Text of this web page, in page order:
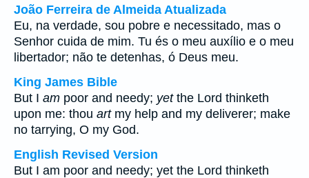
João Ferreira de Almeida Atualizada
Eu, na verdade, sou pobre e necessitado, mas o
Senhor cuida de mim. Tu és o meu auxílio e o meu
libertador; não te detenhas, ó Deus meu.
King James Bible
But I am poor and needy; yetthe Lord thinketh
upon me: thou artmy help and my deliverer; make
no tarrying, O my God.
English Revised Version
But I am poor and needy; yet the Lord thinketh